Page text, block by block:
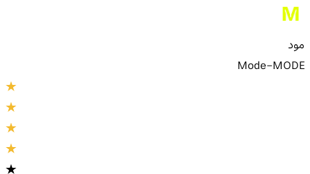
مود
Mode-MODE